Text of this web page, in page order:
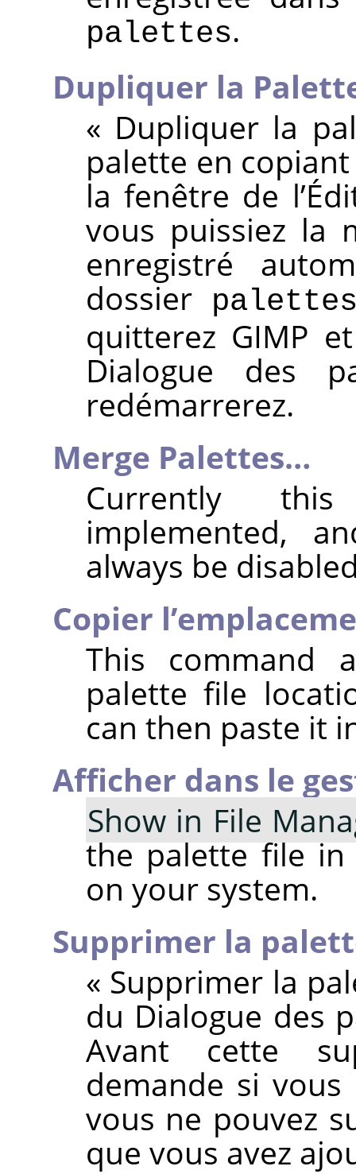
palettes.
Dupliquer la
« Dupliquer la
palette en
la fenêtre de
vous puissiez la
enregistré
dossier
quitterez GIMP
Dialogue des
redémarrerez.
Merge Palettes…
Currently
implemented,
always be
Copier
This command
palette file
can then paste it
Afficher dans le
Show in File
the palette file in
on your system.
Supprimer la
« Supprimer la
du Dialogue des
Avant cette
demande si vous
vous ne pouvez
que vous avez